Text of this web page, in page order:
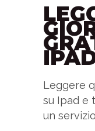
Leggere
su Ipad e
un